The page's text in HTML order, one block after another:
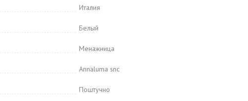
Италия
Белый
Менажница
Annaluma snc
Поштучно